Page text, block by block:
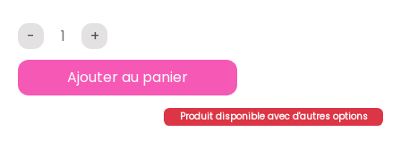
- +
Ajouter au panier
Produit disponible avec d'autres options